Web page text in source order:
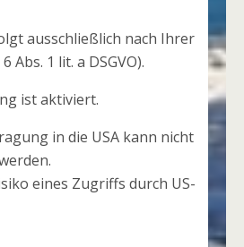
ausschließlich nach Ihrer
Abs. 1 lit. a DSGVO).
ist aktiviert.
in die USA kann nicht
eines Zugriffs durch US-